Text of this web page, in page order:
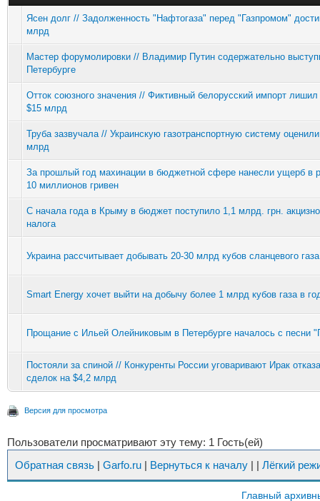
Ясен долг // Задолженность "Нафтогаза" перед "Газпромом"
млрд
Мастер форумолировки // Владимир Путин содержательно
Петербурге
Отток союзного значения // Фиктивный белорусский импорт
$15 млрд
Труба зазвучала // Украинскую газотранспортную систему
млрд
За прошлый год махинации в бюджетной сфере нанесли ущерб в
10 миллионов гривен
С начала года в Крыму в бюджет поступило 1,1 млрд. грн.
налога
Украина рассчитывает добывать 20-30 млрд кубов сланцевого
Smart Energy хочет выйти на добычу более 1 млрд кубов газа в
Прощание с Ильей Олейниковым в Петербурге началось с песни
Постояли за спиной // Конкуренты России уговаривают Ирак
сделок на $4,2 млрд
Версия для просмотра
Пользователи просматривают эту тему: 1 Гость(ей)
Обратная связь | Garfo.ru | Вернуться к началу | | Лёгкий
Главный